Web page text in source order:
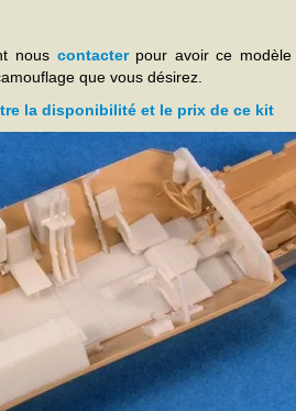
nous contacterpour avoir ce modèle
que vous désirez.
la disponibilité et le prix de ce kit